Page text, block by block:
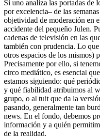
Si uno analiza las portadas de
por excelencia– de las
objetividad de moderación en
accidente del pequeño Julen.
cadenas de televisión en las
también con prudencia. Lo
otros espacios de los mismos)
Precisamente por ello, si
circo mediático, es esencial
estamos siguiendo: qué
y qué fiabilidad atribuimos al
grupo, o al tuit que da la
pasando, generalmente tan
news. En el fondo, debemos
información y a quién
de la realidad.